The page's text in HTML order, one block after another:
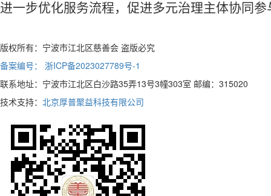
进一步优化服务流程，促进多元治理主体协同
版权所有：宁波市江北区慈善会 盗版必究
备案编号： 浙ICP备2023027789号-1
联系地址：宁波市江北区白沙路35弄13号3幢303室 邮编：315020
技术支持： 北京厚普聚益科技有限公司